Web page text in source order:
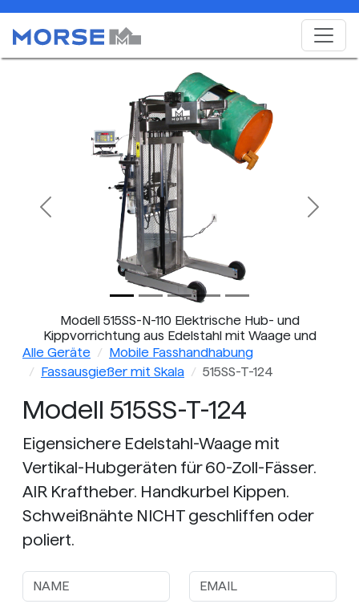
Modell 515SS-N-110 Elektrische Hub- und
Kippvorrichtung aus Edelstahl mit Waage und
Vertikal-Hubgeräten für Fässer
Previous Next
Alle Geräte
Mobile Fasshandhabung
Fassausgießer mit Skala
515SS-T-124
Modell 515SS-T-124
Eigensichere Edelstahl-Waage mit
Vertikal-Hubgeräten für 60-Zoll-Fässer.
AIR Kraftheber. Handkurbel Kippen.
Schweißnähte NICHT geschliffen oder
poliert.